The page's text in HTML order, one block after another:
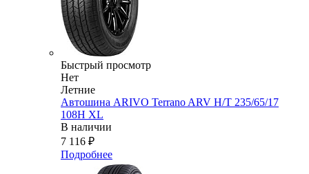
Быстрый просмотр
Нет
Летние
Автошина ARIVO Terrano ARV H/T 235/65/17
108H XL
В наличии
7 116 ₽
Подробнее